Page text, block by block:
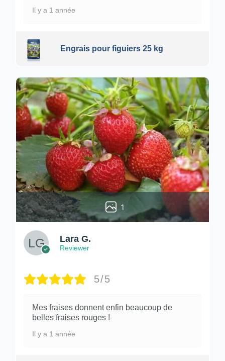
Il y a 1 année
Engrais pour figuiers 25 kg
1
Lara G.
Reviewer
5/5
Mes fraises donnent enfin beaucoup de
belles fraises rouges !
Il y a 1 année